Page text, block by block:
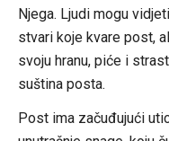
Njega. Ljudi mogu
stvari koje kvare post,
svoju hranu, piće i
suština posta.
Post ima začuđujući